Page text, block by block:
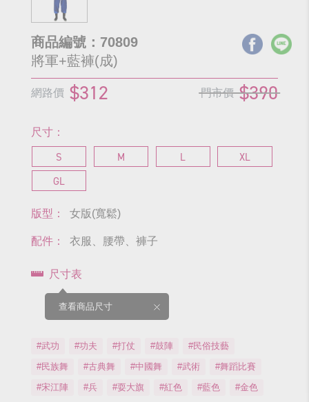
商品編號：70809
將軍+藍褲(成)
網路價 $312 門市價 $390
尺寸：
S M L
XL
GL
版型： 女版(寬鬆)
配件： 衣服、腰帶、褲子
尺寸表
查看商品尺寸
#武功 #功夫 #打仗 #鼓陣
#民俗技藝
#民族舞
#古典舞 #中國舞 #武術
#舞蹈比賽
#宋江陣
#兵 #耍大旗 #紅色 #藍色 #金色